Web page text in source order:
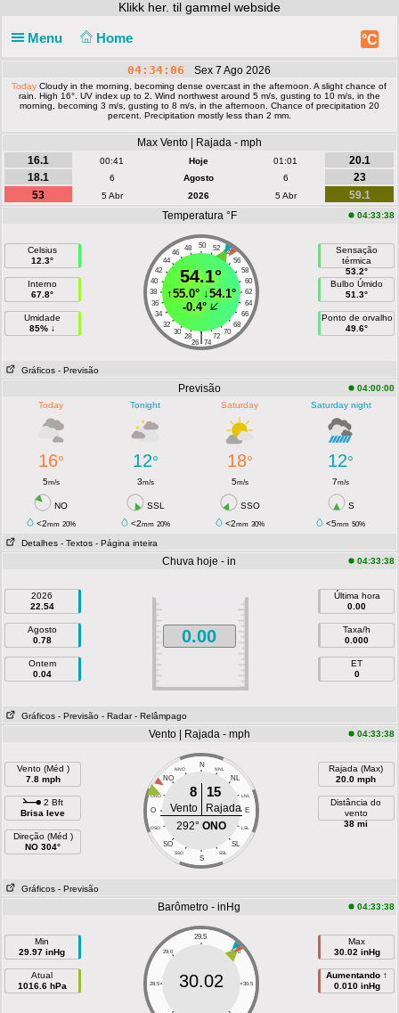
Klikk her. til gammel webside
Menu Home °C
04:34:06 Sex 7 Ago 2026
Today Cloudy in the morning, becoming dense overcast in the afternoon. A slight chance of
rain. High 16°. UV index up to 2. Wind northwest around 5 m/s, gusting to 10 m/s, in the
morning, becoming 3 m/s, gusting to 8 m/s, in the afternoon. Chance of precipitation 20
percent. Precipitation mostly less than 2 mm.
Max Vento | Rajada - mph
16.1
00:41 Hoje 01:01
20.1
18.1
6 Agosto 6
23
53
5 Abr 2026 5 Abr
59.1
Temperatura °F
04:33:38
Celsius
12.3°
Interno
67.8°
Umidade
85% ↓
50
48 52
46
54
44
56
42
58
40
60
38
62
36
64
34
66
32
68
30
70
28 72
|
26 74
54.1°
↑55.0°↓54.1°
-0.4°
Sensação
térmica
53.2°
Bulbo Úmido
51.3°
Ponto de orvalho
49.6°
Gráficos - Previsão
Previsão
04:00:00
Today
Tonight Saturday Saturday night
16° 12° 18° 12°
5m/s 3m/s 5m/s 7m/s
NO SSL SSO
S
<2mm 20% <2mm 20% <2mm 30% <5mm 50%
Detalhes - Textos - Página inteira
Chuva hoje - in 04:33:38
2026
22.54
Agosto
0.78
Ontem
0.04
0.00
Última hora
0.00
Taxa/h
0.000
ET
0
Gráficos - Previsão - Radar - Relâmpago
Vento | Rajada - mph 04:33:38
Vento (Méd )
7.8 mph
2 Bft
Brisa leve
Direção (Méd )
NO 304°
N
NNO NNL
NO NL
ONO LNL
O E
OSO LSL
SO SL
SSO SSL
S
8 15
Vento
Rajada
292° ONO
Rajada (Max)
20.0 mph
Distância do
vento
38 mi
Gráficos - Previsão
Barômetro - inHg 04:33:38
Min
29.97 inHg
Atual
1016.6 hPa
29.5
29.0 30.0
28.5 30.5
30.02
Max
30.02 inHg
Aumentando ↑
0.010 inHg